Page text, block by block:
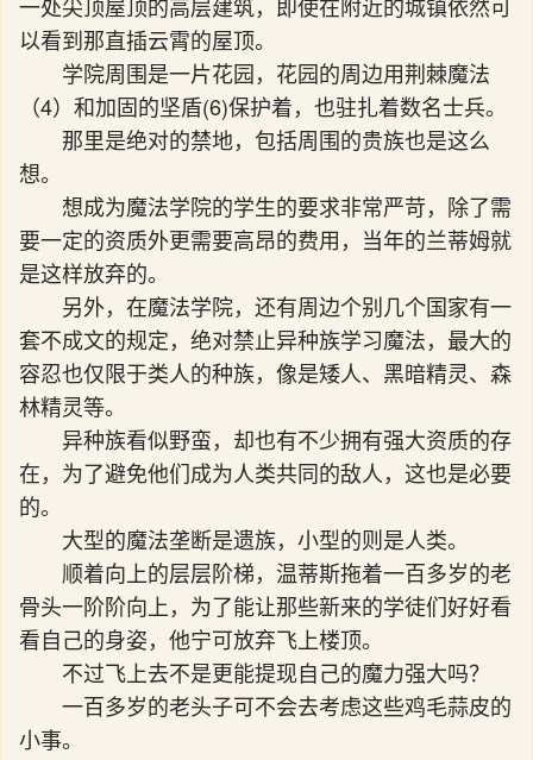
一处尖顶屋顶的高层建筑，即使在附近的城镇依然可
以看到那直插云霄的屋顶。
学院周围是一片花园，花园的周边用荆棘魔法
（4）和加固的坚盾(6)保护着，也驻扎着数名士兵。
那里是绝对的禁地，包括周围的贵族也是这么
想。
想成为魔法学院的学生的要求非常严苛，除了需
要一定的资质外更需要高昂的费用，当年的兰蒂姆就
是这样放弃的。
另外，在魔法学院，还有周边个别几个国家有一
套不成文的规定，绝对禁止异种族学习魔法，最大的
容忍也仅限于类人的种族，像是矮人、黑暗精灵、森
林精灵等。
异种族看似野蛮，却也有不少拥有强大资质的存
在，为了避免他们成为人类共同的敌人，这也是必要
的。
大型的魔法垄断是遗族，小型的则是人类。
顺着向上的层层阶梯，温蒂斯拖着一百多岁的老
骨头一阶阶向上，为了能让那些新来的学徒们好好看
看自己的身姿，他宁可放弃飞上楼顶。
不过飞上去不是更能提现自己的魔力强大吗？
一百多岁的老头子可不会去考虑这些鸡毛蒜皮的
小事。